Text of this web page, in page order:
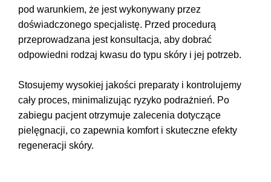
pod warunkiem, że jest wykonywany przez
doświadczonego specjalistę. Przed procedurą
przeprowadzana jest konsultacja, aby dobrać
odpowiedni rodzaj kwasu do typu skóry i jej potrzeb.
Stosujemy wysokiej jakości preparaty i kontrolujemy
cały proces, minimalizując ryzyko podrażnień. Po
zabiegu pacjent otrzymuje zalecenia dotyczące
pielęgnacji, co zapewnia komfort i skuteczne efekty
regeneracji skóry.